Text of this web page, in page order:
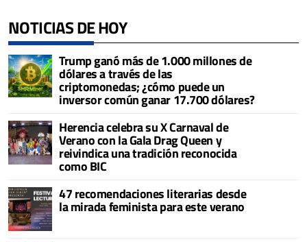
NOTICIAS DE HOY
Trump ganó más de 1.000 millones de
dólares a través de las
criptomonedas; ¿cómo puede un
inversor común ganar 17.700 dólares?
Herencia celebra su X Carnaval de
Verano con la Gala Drag Queen y
reivindica una tradición reconocida
como BIC
47 recomendaciones literarias desde
la mirada feminista para este verano